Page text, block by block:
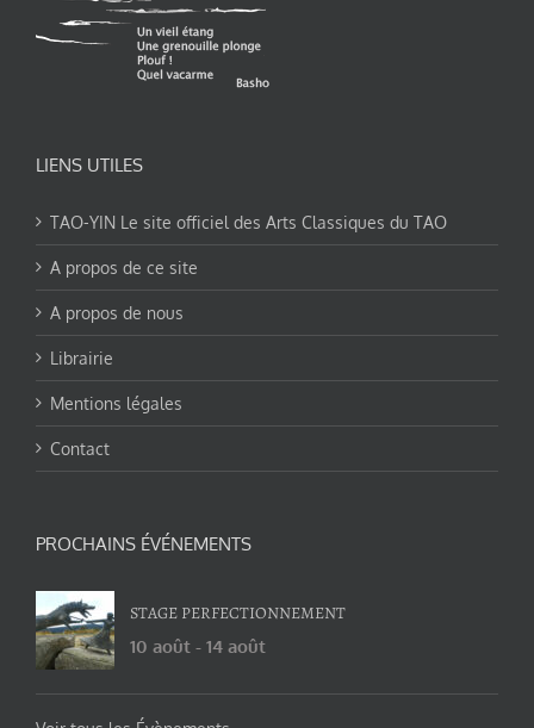
LIENS UTILES
TAO-YIN Le site officiel des Arts Classiques du TAO
A propos de ce site
A propos de nous
Librairie
Mentions légales
Contact
PROCHAINS ÉVÉNEMENTS
STAGE PERFECTIONNEMENT
10 août - 14 août